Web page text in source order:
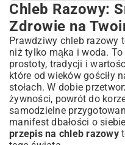
Chleb Razowy: Smak i
Twoim Stole
Co to jest chleb razowy i
piec w domu?
Krótka historia i
razowego w diecie
Kompletny Przepis na
Razowy: Krok po Kroku
Składniki niezbędne do
Przygotowanie zaczynu i
Proces wyrastania:
Chleb Razowy:
Zdrowie na
Prawdziwy chleb razowy
niż tylko mąka i woda.
prostoty, tradycji i
które od wieków gościły
stołach. W dobie
żywności, powrót do
samodzielne
manifest dbałości o
przepis na chleb razowy